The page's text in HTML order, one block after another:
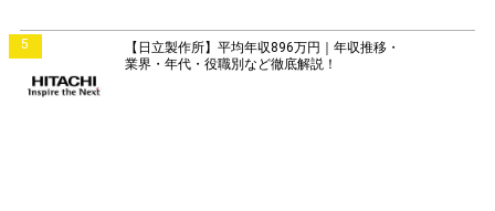
5
【日立製作所】平均年収896万円｜年収推移・
業界・年代・役職別など徹底解説！